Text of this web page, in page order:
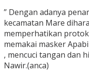
” Dengan adanya
kecamatan Mare
memperhatikan
memakai masker
, mencuci tangan dan
Nawir.(anca)